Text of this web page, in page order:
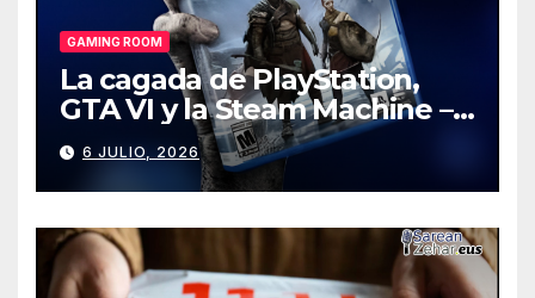
GAMING ROOM
La cagada de PlayStation,
GTA VI y la Steam Machine –
Gaming Room #130
6 JULIO, 2026